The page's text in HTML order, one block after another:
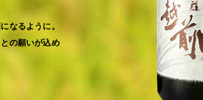
なるように。
の願いが込め